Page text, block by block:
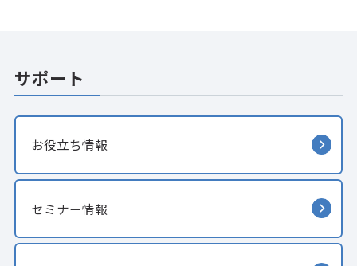
サポート
お役立ち情報
セミナー情報